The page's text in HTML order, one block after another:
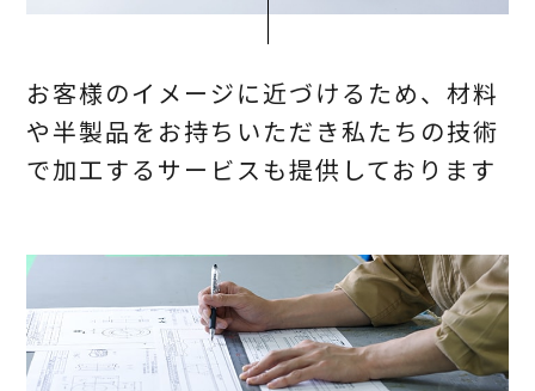
お客様のイメージに近づけるため、材料
や半製品をお持ちいただき私たちの技術
で加工するサービスも提供しております